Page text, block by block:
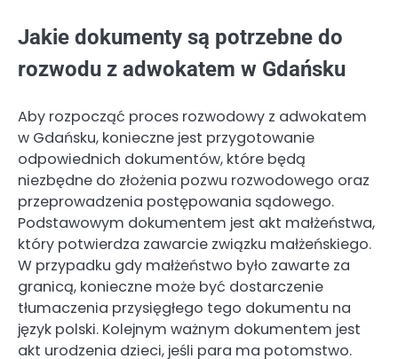
Jakie dokumenty są potrzebne do
rozwodu z adwokatem w Gdańsku
Aby rozpocząć proces rozwodowy z adwokatem
w Gdańsku, konieczne jest przygotowanie
odpowiednich dokumentów, które będą
niezbędne do złożenia pozwu rozwodowego oraz
przeprowadzenia postępowania sądowego.
Podstawowym dokumentem jest akt małżeństwa,
który potwierdza zawarcie związku małżeńskiego.
W przypadku gdy małżeństwo było zawarte za
granicą, konieczne może być dostarczenie
tłumaczenia przysięgłego tego dokumentu na
język polski. Kolejnym ważnym dokumentem jest
akt urodzenia dzieci, jeśli para ma potomstwo.